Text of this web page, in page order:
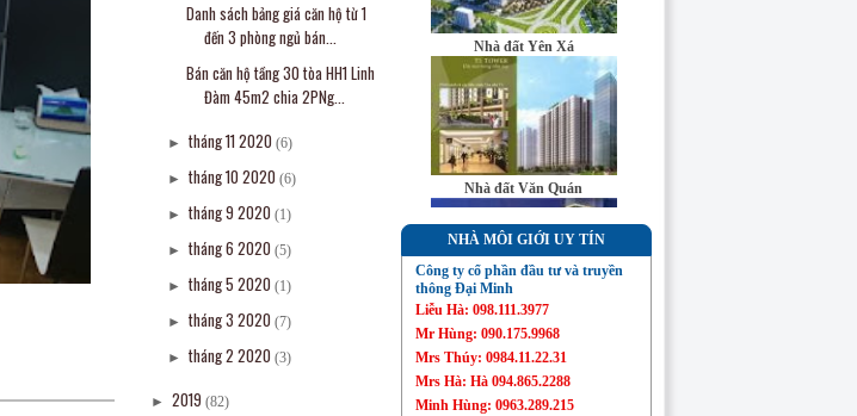
Danh sách bảng giá căn hộ từ 1
đến 3 phòng ngủ bán...
Bán căn hộ tầng 30 tòa HH1 Linh
Đàm 45m2 chia 2PNg...
►tháng 11 2020(6)
►tháng 10 2020(6)
►tháng 9 2020(1)
►tháng 6 2020(5)
►tháng 5 2020(1)
►tháng 3 2020(7)
►tháng 2 2020(3)
► 2019 (82)
Nhà đất Yên Xá
Nhà đất Văn Quán
Nhà đất Mỗ Lao
NHÀ MÔI GIỚI UY TÍN
Công ty cổ phần
đầu tư và truyền
thông Đại Minh
Sàn bất động sản
Đại Minh
Công ty cổ phần đầu tư và truyền
thông Đại Minh
Liễu Hà: 098.111.3977
Mr Hùng: 090.175.9968
Mrs Thúy: 0984.11.22.31
Mrs Hà: Hà 094.865.2288
Minh Hùng: 0963.289.215